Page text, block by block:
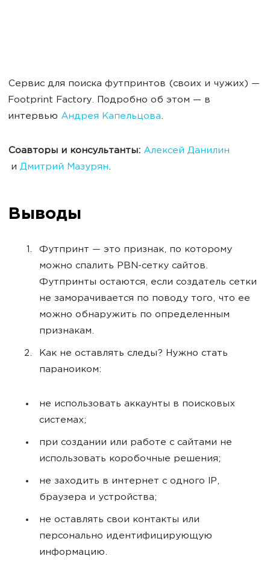
Сервис для поиска футпринтов (своих и чужих) —
Footprint Factory. Подробно об этом — в
интервью Андрея Капельцова.
Соавторы и консультанты: Алексей Данилин
и Дмитрий Мазурян.
Выводы
Футпринт — это признак, по которому
можно спалить PBN-сетку сайтов.
Футпринты остаются, если создатель сетки
не заморачивается по поводу того, что ее
можно обнаружить по определенным
признакам.
Как не оставлять следы? Нужно стать
параноиком:
не использовать аккаунты в поисковых
системах;
при создании или работе с сайтами не
использовать коробочные решения;
не заходить в интернет с одного IP,
браузера и устройства;
не оставлять свои контакты или
персонально идентифицирующую
информацию.